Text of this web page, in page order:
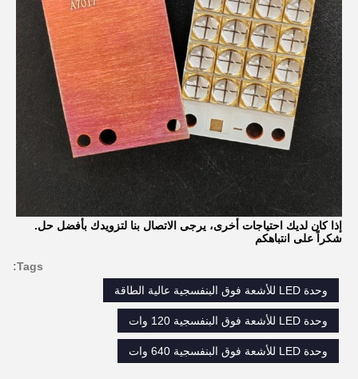
إذا كان لديك احتياجات أخرى، يرجى الاتصال بنا لتزويدك بأفضل حل.
شكراً على انتباهكم
Tags:
وحدة LED للأشعة فوق البنفسجية عالية الطاقة
وحدة LED للأشعة فوق البنفسجية 120 وات
وحدة LED للأشعة فوق البنفسجية 640 وات